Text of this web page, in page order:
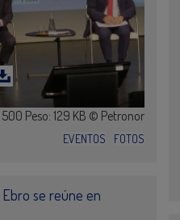
Peso: 129 KB © Petronor
EVENTOS FOTOS
se reúne en